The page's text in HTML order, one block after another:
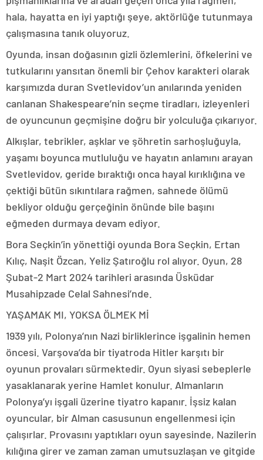
hala, hayatta en iyi yaptığı şeye, aktörlüğe tutunmaya
çalışmasına tanık oluyoruz.
Oyunda, insan doğasının gizli özlemlerini, öfkelerini ve
tutkularını yansıtan önemli bir Çehov karakteri olarak
karşımızda duran Svetlevidov’un anılarında yeniden
canlanan Shakespeare’nin seçme tiradları, izleyenleri
de oyuncunun geçmişine doğru bir yolculuğa çıkarıyor.
Alkışlar, tebrikler, aşklar ve şöhretin sarhoşluğuyla,
yaşamı boyunca mutluluğu ve hayatın anlamını arayan
Svetlevidov, geride bıraktığı onca hayal kırıklığına ve
çektiği bütün sıkıntılara rağmen, sahnede ölümü
bekliyor olduğu gerçeğinin önünde bile başını
eğmeden durmaya devam ediyor.
Bora Seçkin’in yönettiği oyunda Bora Seçkin, Ertan
Kılıç, Naşit Özcan, Yeliz Şatıroğlu rol alıyor. Oyun, 28
Şubat-2 Mart 2024 tarihleri arasında Üsküdar
Musahipzade Celal Sahnesi’nde.
YAŞAMAK MI, YOKSA ÖLMEK Mİ
1939 yılı, Polonya’nın Nazi birliklerince işgalinin hemen
öncesi. Varşova’da bir tiyatroda Hitler karşıtı bir
oyunun provaları sürmektedir. Oyun siyasi sebeplerle
yasaklanarak yerine Hamlet konulur. Almanların
Polonya’yı işgali üzerine tiyatro kapanır. İşsiz kalan
oyuncular, bir Alman casusunun engellenmesi için
çalışırlar. Provasını yaptıkları oyun sayesinde, Nazilerin
kılığına girer ve zaman zaman umutsuzlaşan ve gitgide